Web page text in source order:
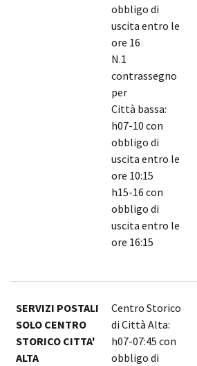
obbligo di
uscita entro le
ore 16
N.1
contrassegno
per
Città bassa:
h07-10 con
obbligo di
uscita entro le
ore 10:15
h15-16 con
obbligo di
uscita entro le
ore 16:15
SERVIZI POSTALI
SOLO CENTRO
STORICO CITTA'
ALTA
Centro Storico
di Città Alta:
h07-07:45 con
obbligo di